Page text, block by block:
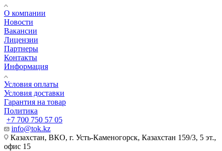
О компании
Новости
Вакансии
Лицензии
Партнеры
Контакты
Информация
Условия оплаты
Условия доставки
Гарантия на товар
Политика
+7 700 750 57 05
info@tok.kz
Казахстан, ВКО, г. Усть-Каменогорск, Казахстан 159/3, 5 эт.,
офис 15